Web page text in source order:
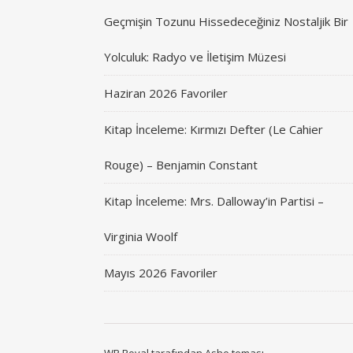
Geçmişin Tozunu Hissedeceğiniz Nostaljik Bir
Yolculuk: Radyo ve İletişim Müzesi
Haziran 2026 Favoriler
Kitap İnceleme: Kırmızı Defter (Le Cahier
Rouge) – Benjamin Constant
Kitap İnceleme: Mrs. Dalloway’in Partisi –
Virginia Woolf
Mayıs 2026 Favoriler